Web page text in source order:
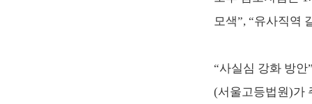
모색”, “유사직역
“사실심 강화 방
(서울고등법원)가